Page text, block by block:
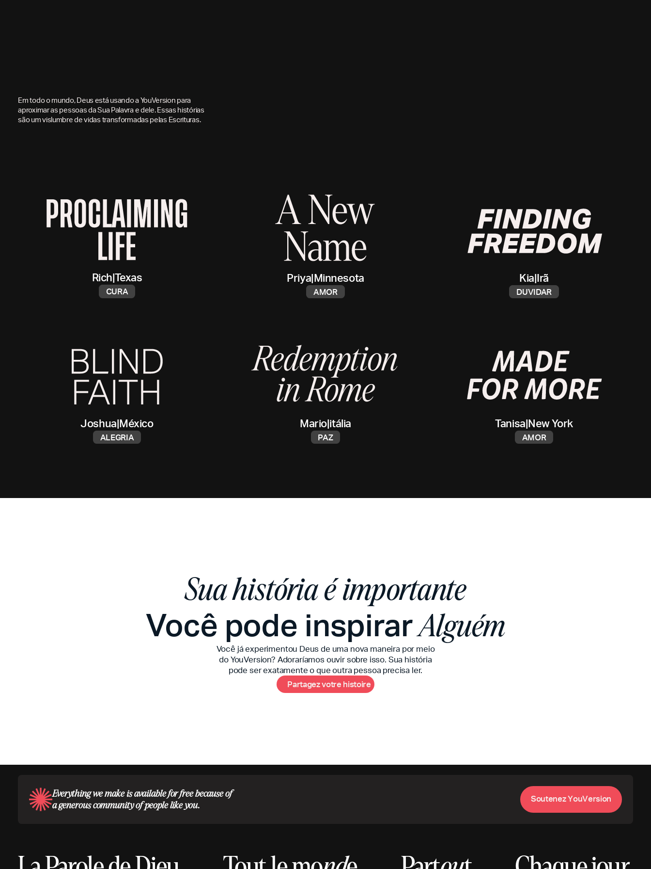
Em todo o mundo, Deus está usando a YouVersion para
aproximar as pessoas da Sua Palavra e dele. Essas histórias
são um vislumbre de vidas transformadas pelas Escrituras.
Rich|Texas
CURA
Priya|Minnesota
AMOR
Kia|Irã
DUVIDAR
Joshua|México
ALEGRIA
Mario|itália
PAZ
Tanisa|New York
AMOR
Sua história é importante
Você pode inspirarAlguém
Você já experimentou Deus de uma nova maneira por meio
do YouVersion? Adoraríamos ouvir sobre isso. Sua história
pode ser exatamente o que outra pessoa precisa ler.
Partagezvotre histoire
Everything we make is available for free because of
a generous community of people like you.
SoutenezYouVersion